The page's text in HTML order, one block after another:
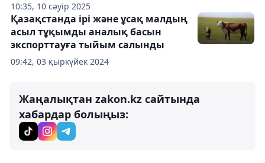
10:35, 10 сәуір 2025
09:42, 03 қыркүйек 2024
Қазақстанда ірі және ұсақ малдың
асыл тұқымды аналық басын
экспорттауға тыйым салынды
Жаңалықтан zakon.kz сайтында
хабардар болыңыз: